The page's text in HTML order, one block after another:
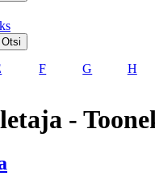
Otsi
F G H
-